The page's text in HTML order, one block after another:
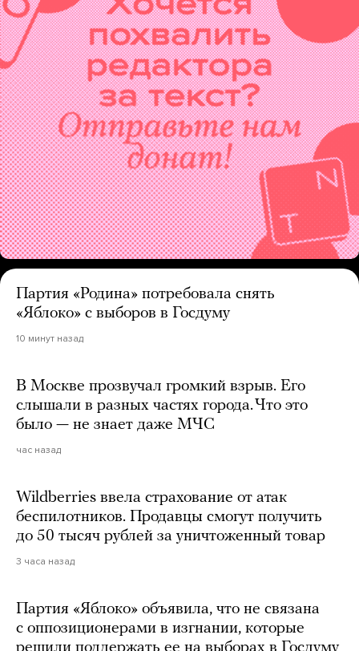
Партия «Родина» потребовала снять
«Яблоко» с выборов в Госдуму
10 минут назад
В Москве прозвучал громкий взрыв. Его
слышали в разных частях города. Что это
было — не знает даже МЧС
час назад
Wildberries ввела страхование от атак
беспилотников. Продавцы смогут получить
до 50 тысяч рублей за уничтоженный товар
3 часа назад
Партия «Яблоко» объявила, что не связана
с оппозиционерами в изгнании, которые
решили поддержать ее на выборах в Госдуму